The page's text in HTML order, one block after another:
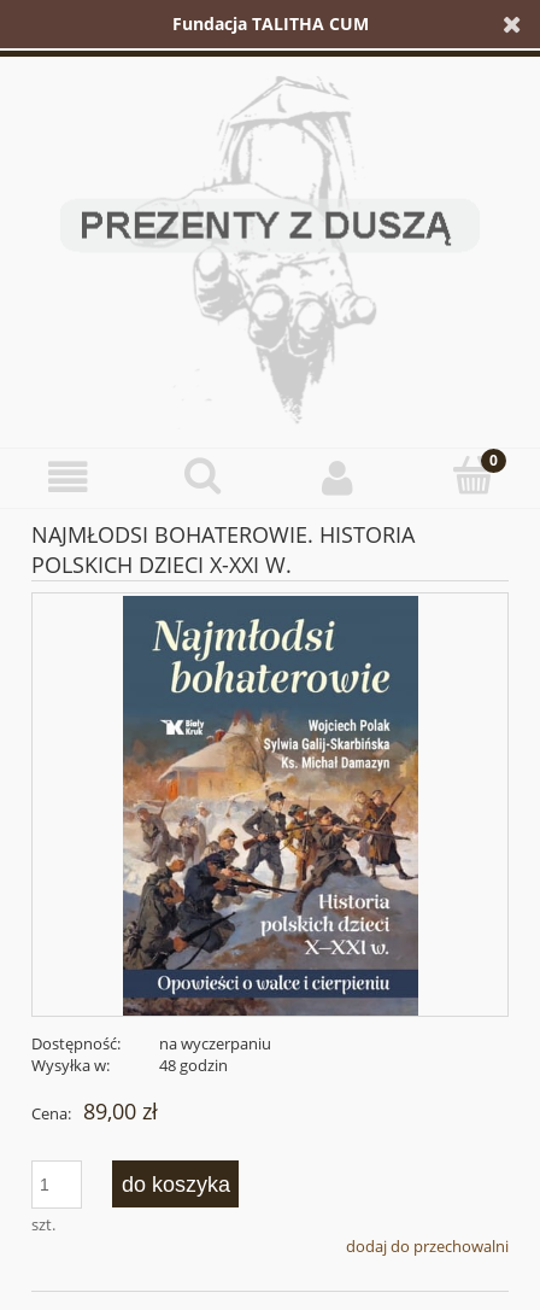
Fundacja TALITHA CUM
NAJMŁODSI BOHATEROWIE. HISTORIA
POLSKICH DZIECI X-XXI W.
Dostępność:
na wyczerpaniu
Wysyłka w:
48 godzin
Cena: 89,00 zł
szt.
do koszyka
dodaj do przechowalni